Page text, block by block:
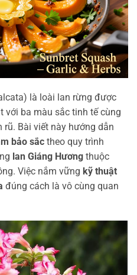
là loài lan rừng được
với ba màu sắc tinh tế cùng
rũ. Bài viết này hướng dẫn
bảo sắc theo quy trình
lan Giáng Hương thuộc
Việc nắm vững kỹ thuật
đúng cách là vô cùng quan